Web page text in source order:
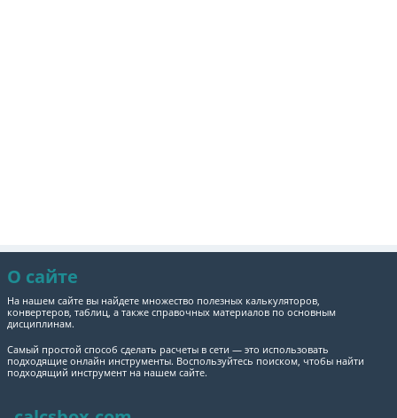
О сайте
На нашем сайте вы найдете множество полезных калькуляторов,
конвертеров, таблиц, а также справочных материалов по основным
дисциплинам.
Самый простой способ сделать расчеты в сети — это использовать
подходящие онлайн инструменты. Воспользуйтесь поиском, чтобы найти
подходящий инструмент на нашем сайте.